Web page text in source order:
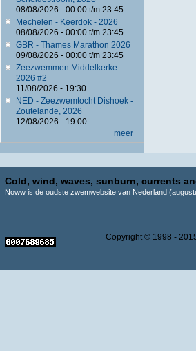
08/08/2026 - 00:00t/m 23:45
Mechelen - Keerdok - 2026
08/08/2026 - 00:00t/m 23:45
GBR - Thames Marathon 2026
09/08/2026 - 00:00t/m 23:45
Zeezwemmen Middelkerke
2026 #2
11/08/2026 - 19:30
NED - Zeezwemtocht Dishoek -
Zoutelande, 2026
12/08/2026 - 19:00
meer
Cold, wind, waves, sunburn, currents
Noww is de oudste zwemwebsite van Nederland
Copyright © 1998 -